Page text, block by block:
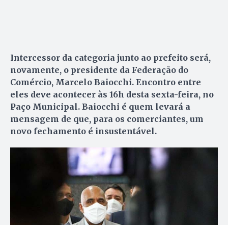
Intercessor da categoria junto ao prefeito será,
novamente, o presidente da Federação do
Comércio, Marcelo Baiocchi. Encontro entre
eles deve acontecer às 16h desta sexta-feira, no
Paço Municipal. Baiocchi é quem levará a
mensagem de que, para os comerciantes, um
novo fechamento é insustentável.